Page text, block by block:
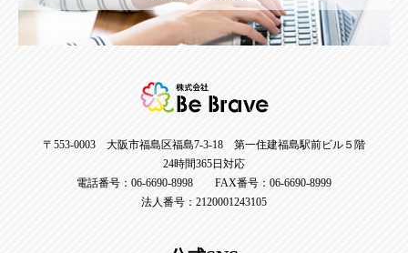
〒553-0003 大阪市福島区福島7-3-18 第一住建福島駅前ビル５階
24時間365日対応
電話番号：06-6690-8998 FAX番号：06-6690-8999
法人番号：2120001243105